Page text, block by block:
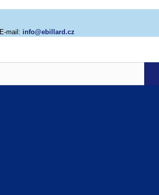
E-mail: info@ebillard.cz